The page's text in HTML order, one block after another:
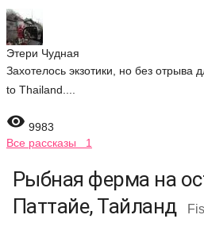
Этери Чудная
Захотелось экзотики, но без отрыва
to Thailand....
 9983
Все рассказы 1
Рыбная ферма на
Паттайе, Тайланд